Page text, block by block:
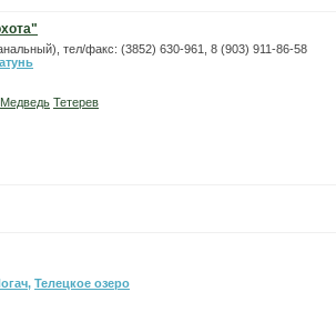
тел/факс: (3852) 630-961, 8 (903) 911-86-58
Медведь Тетерев
, Телецкое озеро